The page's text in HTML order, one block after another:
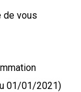
de vous
01/01/2021)